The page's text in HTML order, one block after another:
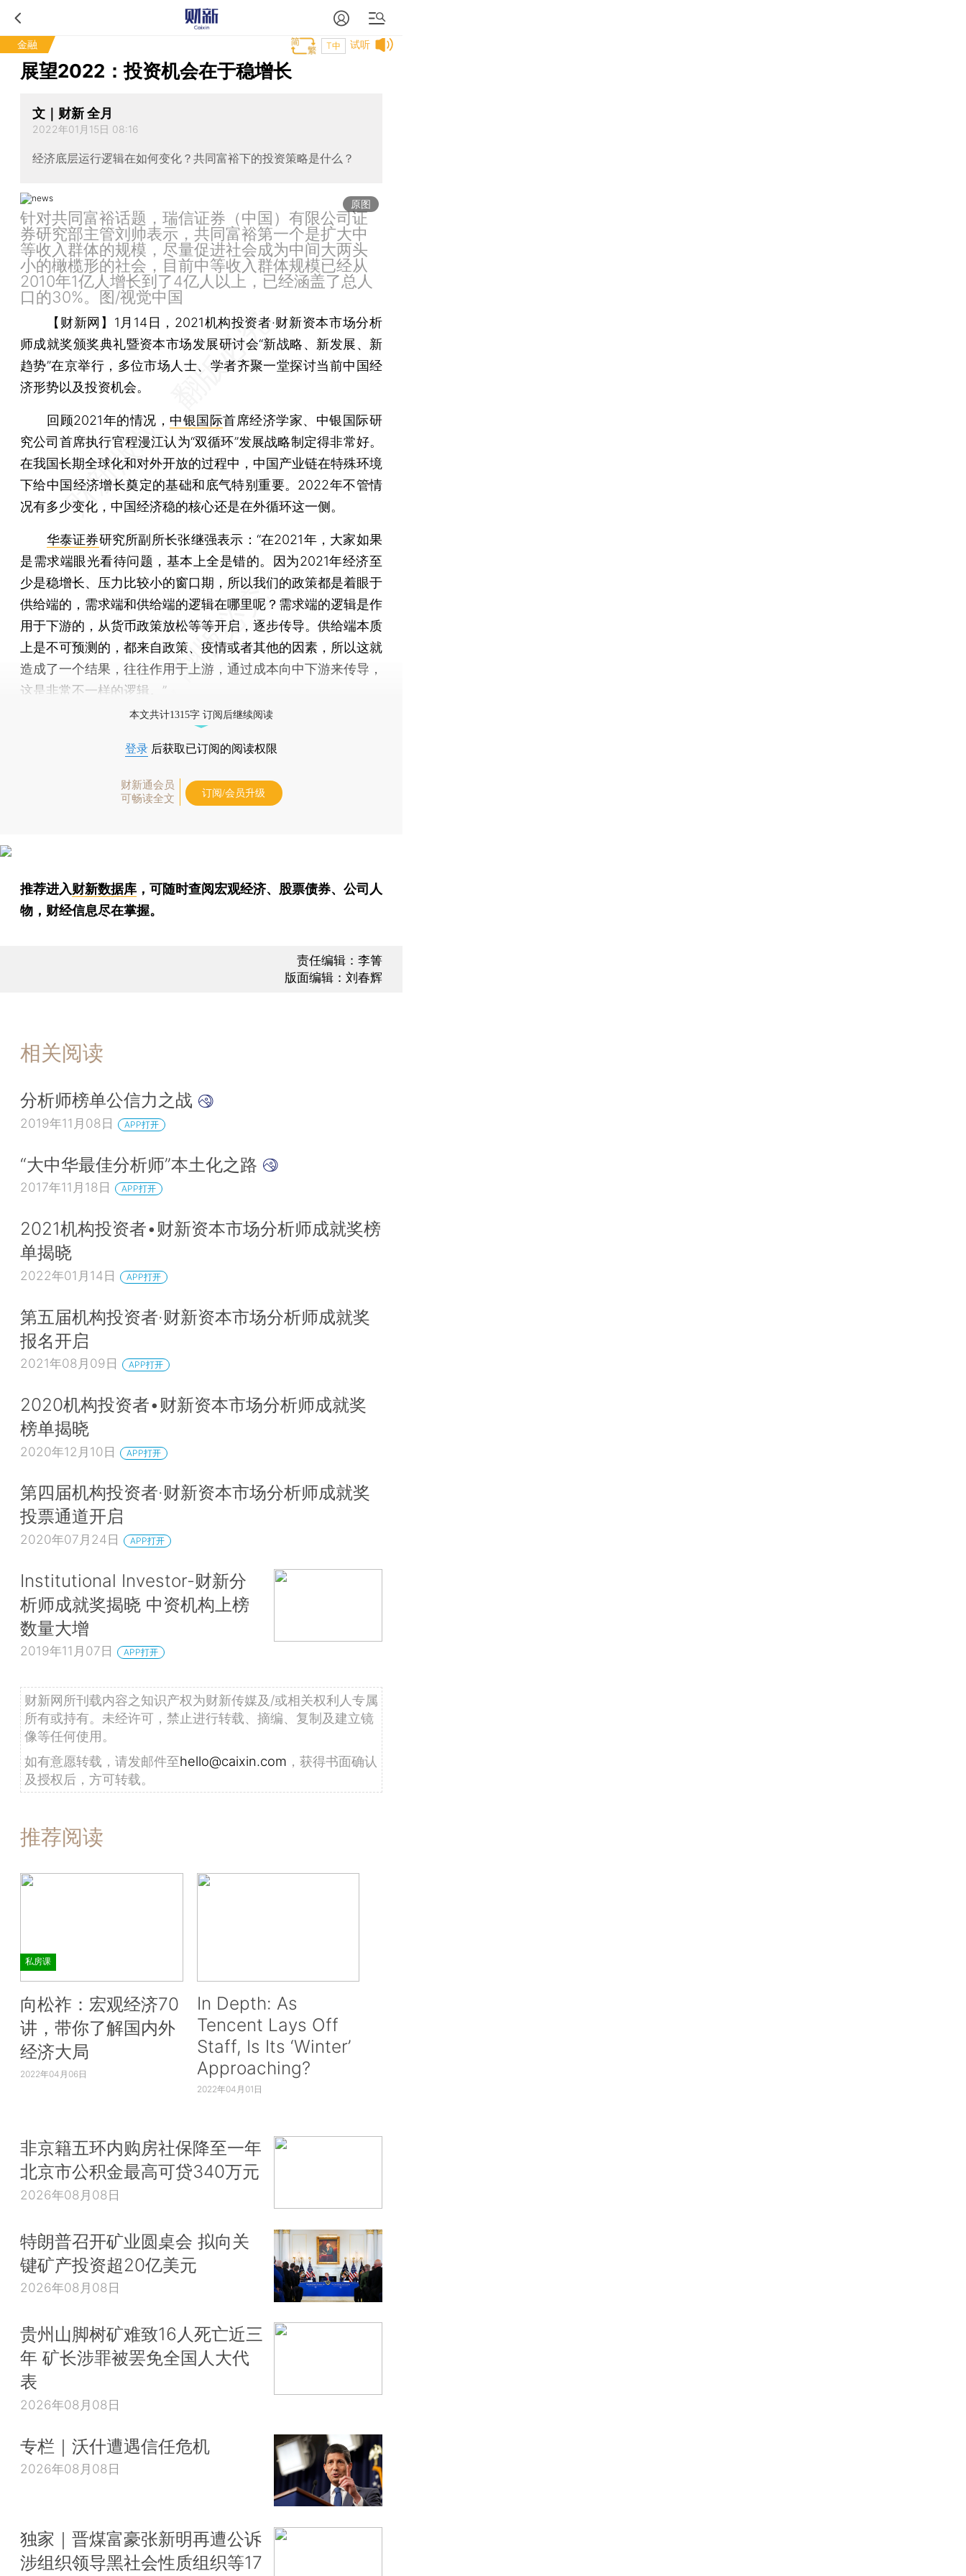
金融 试听
T中
展望2022：投资机会在于稳增长
文｜财新 全月
2022年01月15日 08:16
经济底层运行逻辑在如何变化？共同富裕下的投资策略是什么？
原图
针对共同富裕话题，瑞信证券（中国）有限公司证
券研究部主管刘帅表示，共同富裕第一个是扩大中
等收入群体的规模，尽量促进社会成为中间大两头
小的橄榄形的社会，目前中等收入群体规模已经从
2010年1亿人增长到了4亿人以上，已经涵盖了总人
口的30%。图/视觉中国
【财新网】 1月14日，2021机构投资者·财新资本市场分析
师成就奖颁奖典礼暨资本市场发展研讨会“新战略、新发展、新
趋势”在京举行，多位市场人士、学者齐聚一堂探讨当前中国经
济形势以及投资机会。
回顾2021年的情况， 中银国际首席经济学家、中银国际研
究公司首席执行官程漫江认为“双循环”发展战略制定得非常好。
在我国长期全球化和对外开放的过程中，中国产业链在特殊环境
下给中国经济增长奠定的基础和底气特别重要。2022年不管情
况有多少变化，中国经济稳的核心还是在外循环这一侧。
华泰证券研究所副所长张继强表示：“在2021年，大家如果
是需求端眼光看待问题，基本上全是错的。因为2021年经济至
少是稳增长、压力比较小的窗口期，所以我们的政策都是着眼于
供给端的，需求端和供给端的逻辑在哪里呢？需求端的逻辑是作
用于下游的，从货币政策放松等等开启，逐步传导。供给端本质
上是不可预测的，都来自政策、疫情或者其他的因素，所以这就
造成了一个结果，往往作用于上游，通过成本向中下游来传导，
这是非常不一样的逻辑。”
本文共计1315字 订阅后继续阅读
登录 后获取已订阅的阅读权限
财新通会员
可畅读全文
订阅/会员升级
推荐进入财新数据库 ，可随时查阅宏观经济、股票债券、公司人
物，财经信息尽在掌握。
责任编辑：李箐
版面编辑：刘春辉
相关阅读
分析师榜单公信力之战
2019年11月08日 APP打开
“大中华最佳分析师”本土化之路
2017年11月18日 APP打开
2021机构投资者•财新资本市场分析师成就奖榜
单揭晓
2022年01月14日 APP打开
第五届机构投资者·财新资本市场分析师成就奖
报名开启
2021年08月09日 APP打开
2020机构投资者•财新资本市场分析师成就奖
榜单揭晓
2020年12月10日 APP打开
第四届机构投资者·财新资本市场分析师成就奖
投票通道开启
2020年07月24日 APP打开
Institutional Investor-财新分
析师成就奖揭晓 中资机构上榜
数量大增
2019年11月07日 APP打开
财新网所刊载内容之知识产权为财新传媒及/或相关权利人专属
所有或持有。未经许可，禁止进行转载、摘编、复制及建立镜
像等任何使用。
如有意愿转载，请发邮件至hello@caixin.com ，获得书面确认
及授权后，方可转载。
推荐阅读
私房课
向松祚：宏观经济70
讲，带你了解国内外
经济大局
2022年04月06日
In Depth: As
Tencent Lays Off
Staff, Is Its ‘Winter’
Approaching?
2022年04月01日
非京籍五环内购房社保降至一年
北京市公积金最高可贷340万元
2026年08月08日
特朗普召开矿业圆桌会 拟向关
键矿产投资超20亿美元
2026年08月08日
贵州山脚树矿难致16人死亡近三
年 矿长涉罪被罢免全国人大代
表
2026年08月08日
专栏｜沃什遭遇信任危机
2026年08月08日
独家｜晋煤富豪张新明再遭公诉
涉组织领导黑社会性质组织等17